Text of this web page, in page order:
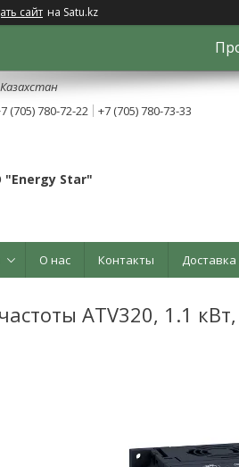
сайт на Satu.kz
(705) 780-72-22 +7 (705) 780-73-33
Star"
О нас Контакты
ATV320, 1.1